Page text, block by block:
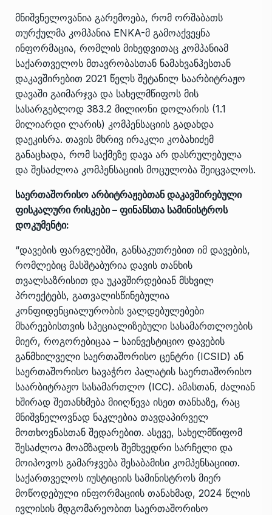
მნიშვნელოვანია გარემოება, რომ ორშაბათს
თურქულმა კომპანია ENKA-მ გამოაქვეყნა
ინფორმაცია, რომლის მიხედვითაც კომპანიამ
საქართველოს მთავრობასთან ნამახვანჰესთან
დაკავშირებით 2021 წელს შეტანილ საარბიტრაჟო
დავაში გაიმარჯვა და სახელმწიფოს მის
სასარგებლოდ 383.2 მილიონი დოლარის (1.1
მილიარდი ლარის) კომპენსაციის გადახდა
დაეკისრა. თავის მხრივ ირაკლი კობახიძემ
განაცხადა, რომ საქმეზე დავა არ დასრულებულა
და შესაძლოა კომპენსაციის მოცულობა შეიცვალოს.
საერთაშორისო არბიტრაჟებთან დაკავშირებული
ფისკალური რისკები – ფინანსთა სამინისტროს
დოკუმენტი:
“დავების ფარგლებში, განსაკუთრებით იმ დავების,
რომლებიც მასშტაბურია დავის თანხის
თვალსაზრისით და უკავშირდებიან მსხვილ
პროექტებს, გათვალისწინებულია
კონფიდენციალურობის ვალდებულებები
მხარეებისთვის სპეციალიზებული სასამართლოების
მიერ, როგორებიცაა – საინვესტიციო დავების
განმხილველი საერთაშორისო ცენტრი (ICSID) ან
საერთაშორისო სავაჭრო პალატის საერთაშორისო
საარბიტრაჟო სასამართლო (ICC). ამასთან, ძალიან
ხშირად შეთანხმება მიიღწევა ისეთ თანხაზე, რაც
მნიშვნელოვნად ნაკლებია თავდაპირველ
მოთხოვნასთან შედარებით. ასევე, სახელმწიფომ
შესაძლოა მოამზადოს შემხვედრი სარჩელი და
მოიპოვოს გამარჯვება შესაბამისი კომპენსაციით.
საქართველოს იუსტიციის სამინისტროს მიერ
მოწოდებული ინფორმაციის თანახმად, 2024 წლის
ივლისის მდგომარეობით საერთაშორისო